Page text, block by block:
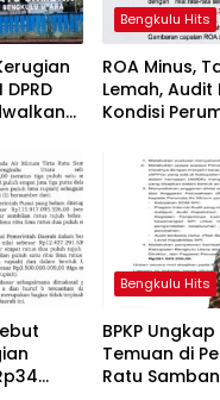
Bengkulu Hits
ROA Minus,
Lemah, Audit
Kondisi
Bengkulu Hits
BPKP
Temuan di
Ratu